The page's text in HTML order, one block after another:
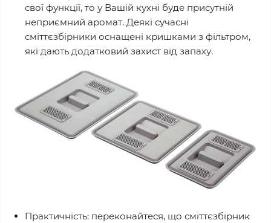
свої функції, то у Вашій кухні буде присутній
неприємний аромат. Деякі сучасні
сміттєзбірники оснащені кришками з фільтром,
які дають додатковий захист від запаху.
Практичність: переконайтеся, що сміттєзбірник